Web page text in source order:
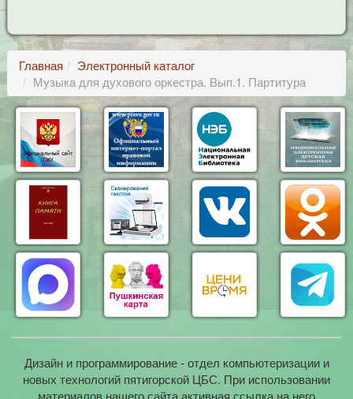
Главная
Электронный каталог
Музыка для духового оркестра. Вып.1. Партитура
Дизайн и программирование - отдел компьютеризации и
новых технологий пятигорской ЦБС. При использовании